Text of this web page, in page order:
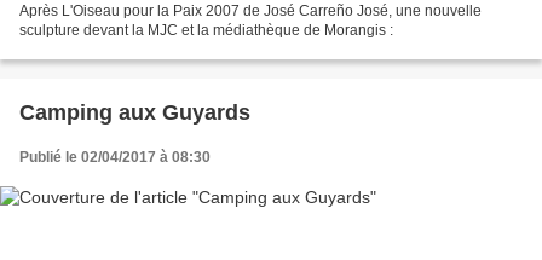
Après L'Oiseau pour la Paix 2007 de José Carreño José, une nouvelle
sculpture devant la MJC et la médiathèque de Morangis :
Camping aux Guyards
Publié le 02/04/2017 à 08:30